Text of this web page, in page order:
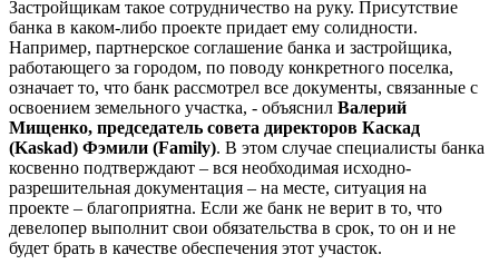
Застройщикам такое сотрудничество на руку. Присутствие
банка в каком-либо проекте придает ему солидности.
Например, партнерское соглашение банка и застройщика,
работающего за городом, по поводу конкретного поселка,
означает то, что банк рассмотрел все документы, связанные с
освоением земельного участка, - объяснил Валерий
Мищенко, председатель совета директоров Каскад
(Kaskad) Фэмили (Family). В этом случае специалисты банка
косвенно подтверждают – вся необходимая исходно-
разрешительная документация – на месте, ситуация на
проекте – благоприятна. Если же банк не верит в то, что
девелопер выполнит свои обязательства в срок, то он и не
будет брать в качестве обеспечения этот участок.